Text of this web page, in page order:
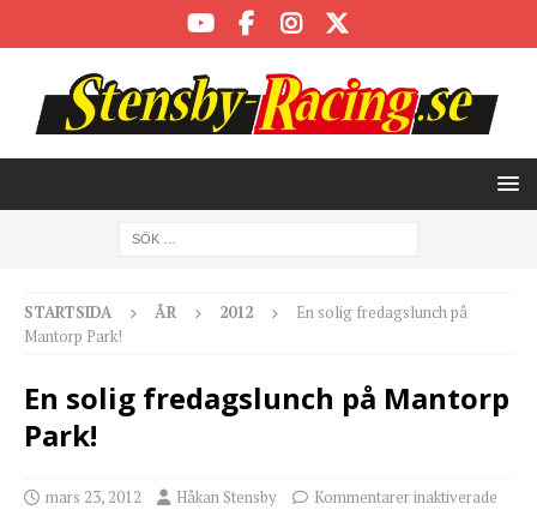
STARTSIDA ÅR 2012
En solig fredagslunch på
Mantorp Park!
En solig fredagslunch på Mantorp
Park!
mars 23, 2012 Håkan Stensby Kommentarer inaktiverade